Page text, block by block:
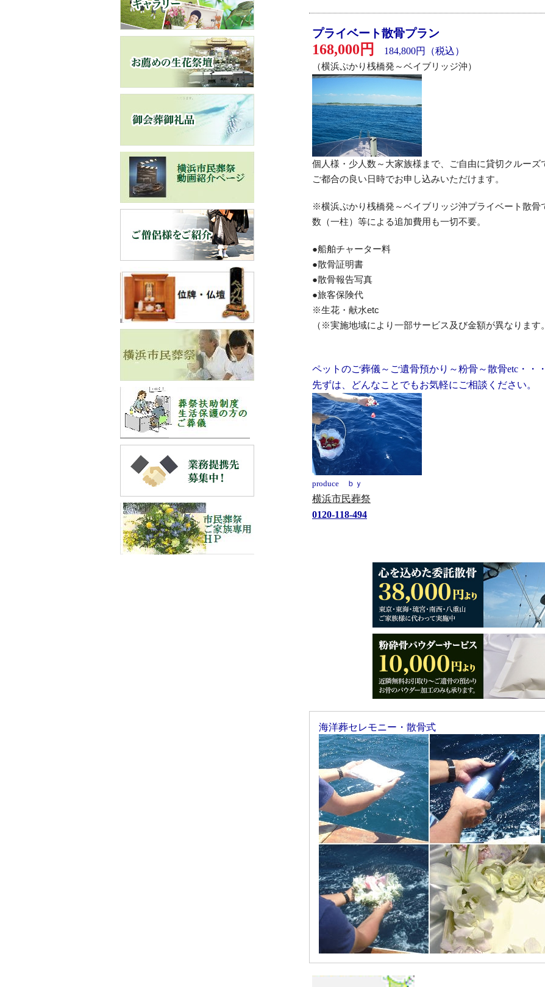
プライベート散骨プラン
168,000円 184,800円（税込）
（横浜ぷかり桟橋発～ベイブリッジ沖）
個人様・少人数～大家族様まで、ご自由に貸切クルーズ
ご都合の良い日時でお申し込みいただけます。
※横浜ぷかり桟橋発～ベイブリッジ沖プライベート散骨
数（一柱）等による追加費用も一切不要。
●船舶チャーター料
●散骨証明書
●散骨報告写真
●旅客保険代
※生花・献水etc
（※実施地域により一部サービス及び金額が異なります
ペットのご葬儀～ご遺骨預かり～粉骨～散骨etc・・・
先ずは、どんなことでもお気軽にご相談ください。
produce ｂｙ
横浜市民葬祭
0120-118-494
海洋葬セレモニー・散骨式